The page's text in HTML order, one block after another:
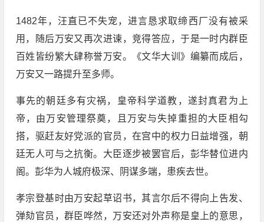
1482年，汪直已不失宠，进言恳求取缔西厂没有被采
用，随后万安又再次进谏，竞得答应，于是一时内群臣
百姓皆纷繁大肆称誉万安。《文华大训》编纂而成后，
万安又一路提升至多师。
事先的朝廷多有灾祸，皇帝科学道教，遂封真君为上
帝，由万安管理祭奠，且万安与失掉重担的大臣相勾
搭，驱赶友好党派的官员，在宫中的权力日益增强，朝
廷无人可与之抗衡。大臣逐步被罢官后，彭华替位进内
阁。彭华为人城府极深、阴谋多端，患疾去世。
孝宗登基时由万安起草诏书，其言尔后不得向上告发、
弹劾官员，群臣哗然，万安还对外声称是皇上的意思，